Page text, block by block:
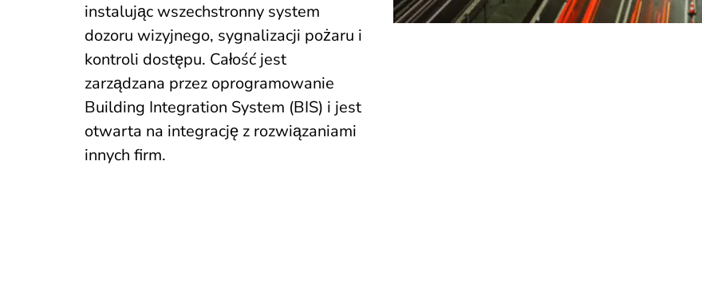
instalując wszechstronny system
dozoru wizyjnego, sygnalizacji pożaru i
kontroli dostępu. Całość jest
zarządzana przez oprogramowanie
Building Integration System (BIS) i jest
otwarta na integrację z rozwiązaniami
innych firm.